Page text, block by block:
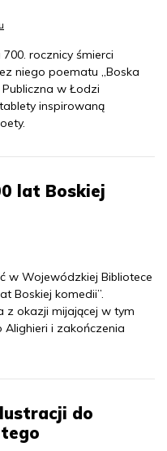
rocznicy śmierci
niego poematu „Boska
w Łodzi
inspirowaną
lat Boskiej
w Wojewódzkiej Bibliotece
Boskiej komedii”.
z okazji mijającej w tym
Alighieri i zakończenia
do